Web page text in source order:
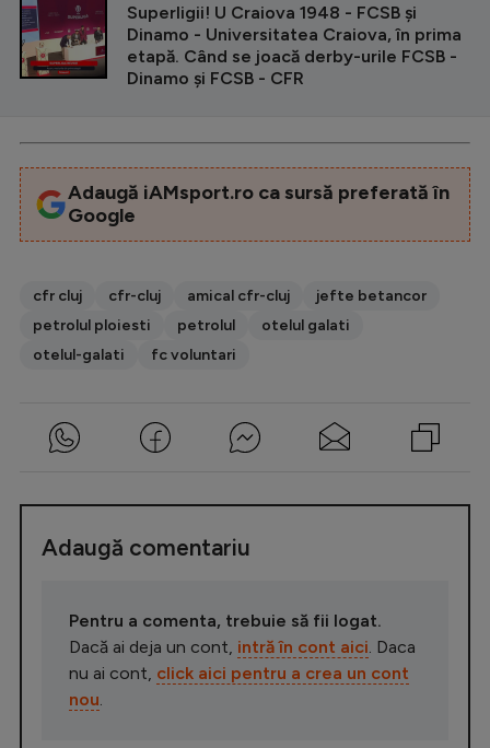
Superligii! U Craiova 1948 - FCSB și
Dinamo - Universitatea Craiova, în prima
etapă. Când se joacă derby-urile FCSB -
Dinamo și FCSB - CFR
Adaugă iAMsport.ro ca sursă preferată în
Google
cfr cluj cfr-cluj amical cfr-cluj
jefte betancor
petrolul ploiesti
petrolul
otelul galati
otelul-galati
fc voluntari
Adaugă comentariu
Pentru a comenta, trebuie să fii logat.
Dacă ai deja un cont, intră în cont aici . Daca
nu ai cont, click aici pentru a crea un cont
nou